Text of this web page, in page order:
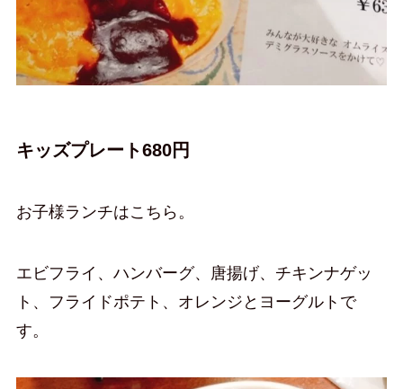
キッズプレート680円
お子様ランチはこちら。
エビフライ、ハンバーグ、唐揚げ、チキンナゲッ
ト、フライドポテト、オレンジとヨーグルトで
す。